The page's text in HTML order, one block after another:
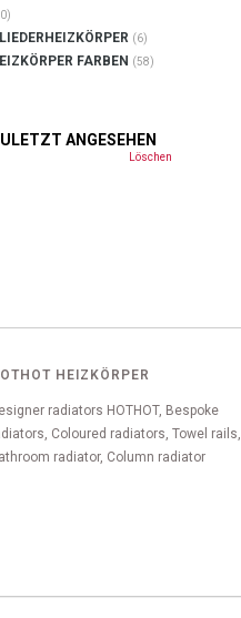
(6)
FARBEN (58)
ANGESEHEN
Löschen
HEIZKÖRPER
radiators HOTHOT, Bespoke
Coloured radiators, Towel rails,
radiator, Column radiator